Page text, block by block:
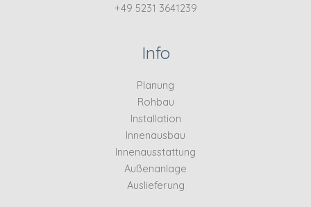
+49 5231 3641239
Info
Planung
Rohbau
Installation
Innenausbau
Innenausstattung
Außenanlage
Auslieferung